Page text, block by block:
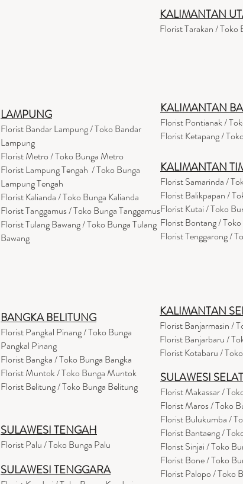
KALIMANTAN
Florist Tarakan / Toko
LAMPUNG
Florist Bandar Lampung / Toko Bandar
Lampung
Florist Metro / Toko Bunga Metro
Florist Lampung Tengah / Toko Bunga
Lampung Tengah
Florist Kalianda / Toko Bunga Kalianda
Florist Tanggamus / Toko Bunga Tanggamus
Florist Tulang Bawang / Toko Bunga Tulang
Bawang
KALIMANTAN
Florist Pontianak /
Florist Ketapang /
KALIMANTAN
Florist Samarinda /
Florist Balikpapan /
Florist Kutai / Toko
Florist Bontang /
Florist Tenggarong /
KALIMANTAN
Florist Banjarmasin/
Florist Banjarbaru /
Florist Kotabaru /
BANGKA BELITUNG
Florist Pangkal Pinang / Toko Bunga
Pangkal Pinang
Florist Bangka / Toko Bunga Bangka
Florist Muntok / Toko Bunga Muntok
Florist Belitung / Toko Bunga Belitung
SULAWESI TENGAH
Florist Palu / Toko Bunga Palu
SULAWESI TENGGARA
SULAWESI
Florist Makassar /
Florist Maros / Toko
Florist Bulukumba /
Florist Bantaeng /
Florist Sinjai / Toko
Florist Bone / Toko
Florist Palopo / Toko